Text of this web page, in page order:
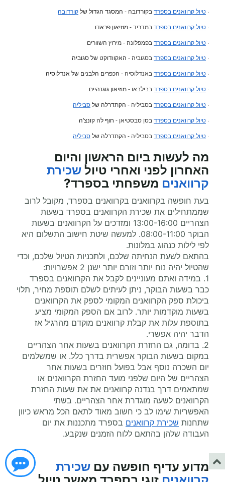
· טיול קרוואנים בספרד בקורדובה - המסגד הגדול של קורדובה
· טיול קרוואנים בספרד במדריד - מוזיאון פראדו
· טיול קרוואנים בספרד בפמפלונה - מירוץ השוורים
· טיול קרוואנים בספרד בסגוביה - האקוודוקט של סגוביה
· טיול קרוואנים בספרד באנדלוסיה - הכפרים הלבנים של אנדלוסיה
· טיול קרוואנים בספרד בבילבאו - מוזיאון גוגנהיים
· טיול קרוואנים בספרד בסביליה - הקתדרלה של סביליה
· טיול קרוואנים בספרד בסן סבסטיאן - חוף לה קונצ'ה
· טיול קרוואנים בספרד בסביליה - הקתדרלה של סביליה
מה לעשות ביום הראשון והיום
האחרון לפני ואחרי טיול שכירת
קרוואנים משפחתי בספרד?
בעת חופשה בקרוואנים בקרוואנים בספרד, מקובל לרוב
שממתחילים את שכירת הקרוואנים בספרד בשעות
הצהריים 13:00-16:00 ומזדכים על הקרוואנים בשעות
הבוקר 08:00-11:00. למעשה שיטת חישוב התשלום היא
לפי לילות כנהוג במלונות.
בהתאם לשעת הנחיתה שלכם, ולתכניות הטיול שלכם, וכדי
שהטיול יהיה נוח יותר וזורם יותר ישנן 2 אפשרויות:
1. במידה ואתם מעוניינים לקבל את הקרוואנים בספרד
כבר בשעות הבוקר, ניתן לעיתים לשלם תוספת מחיר, תלוי
ביכולת ספק הקרוואנים המקומי לספק את הקרוואנים
בשעות מוקדמות יותר. לרוב אם הספק המקומי מציע
בתוספת עלות את קבלת קרוואנים מוקדם מהרגיל אז
הדבר יהיה אפשרי.
2. בדומה, גם החזרת הקרוואנים בשעות אחר הצהריים
במקום בשעות הבוקר אפשרית בדרך כלל. או שמשלמים
יום השכרה נוסף אבל בפועל חוזרים בשעות אחר
הצהריים של היום שלפני מועד החזרת הקרוואנים או
שמתאמים דרך בנדנה קרוואנים את את שעות החזרת
הקרוואנים לשעה מוגדרת אחר הצהריים. בשתי
האפשריות שימו לב כי חשוב מאוד לתאם הכל מראש כיוון
שתחנות שכירת קרוואנים בספרד מתכננות את יום
העבודה שלהן בהתאם ללוח הזמנים שנקבע.
מדוע עדיף חופשה עם שכירת